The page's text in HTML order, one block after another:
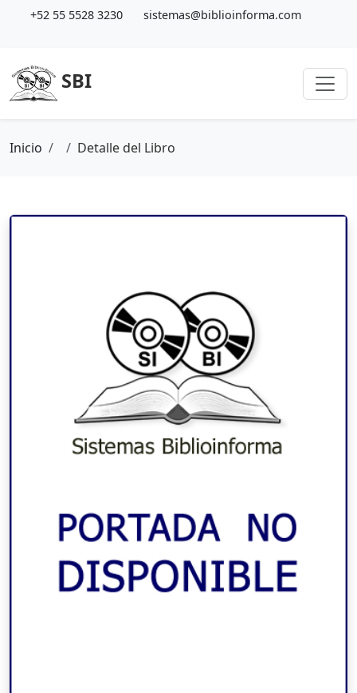
+52 55 5528 3230 sistemas@biblioinforma.com
SBI
Inicio Detalle del Libro